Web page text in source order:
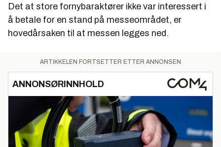
Det at store fornybaraktører ikke var interessert i
å betale for en stand på messeområdet, er
hovedårsaken til at messen legges ned.
ARTIKKELEN FORTSETTER ETTER ANNONSEN
ANNONSØRINNHOLD